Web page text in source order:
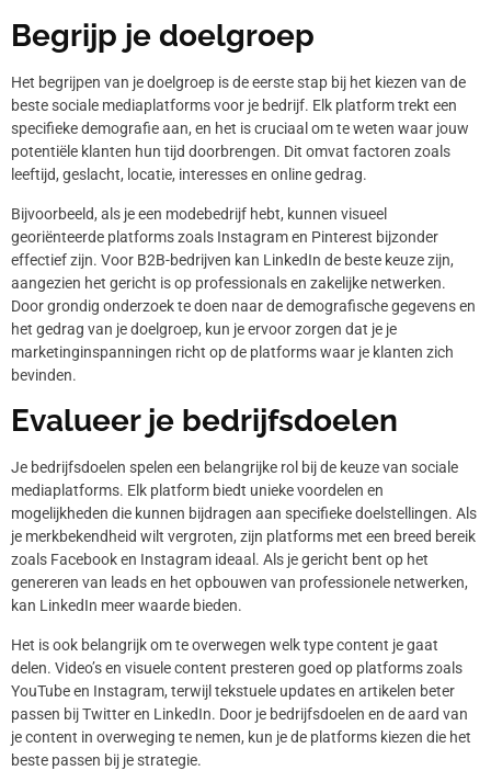
Begrijp je doelgroep
Het begrijpen van je doelgroep is de eerste stap bij het kiezen van de
beste sociale mediaplatforms voor je bedrijf. Elk platform trekt een
specifieke demografie aan, en het is cruciaal om te weten waar jouw
potentiële klanten hun tijd doorbrengen. Dit omvat factoren zoals
leeftijd, geslacht, locatie, interesses en online gedrag.
Bijvoorbeeld, als je een modebedrijf hebt, kunnen visueel
georiënteerde platforms zoals Instagram en Pinterest bijzonder
effectief zijn. Voor B2B-bedrijven kan LinkedIn de beste keuze zijn,
aangezien het gericht is op professionals en zakelijke netwerken.
Door grondig onderzoek te doen naar de demografische gegevens en
het gedrag van je doelgroep, kun je ervoor zorgen dat je je
marketinginspanningen richt op de platforms waar je klanten zich
bevinden.
Evalueer je bedrijfsdoelen
Je bedrijfsdoelen spelen een belangrijke rol bij de keuze van sociale
mediaplatforms. Elk platform biedt unieke voordelen en
mogelijkheden die kunnen bijdragen aan specifieke doelstellingen. Als
je merkbekendheid wilt vergroten, zijn platforms met een breed bereik
zoals Facebook en Instagram ideaal. Als je gericht bent op het
genereren van leads en het opbouwen van professionele netwerken,
kan LinkedIn meer waarde bieden.
Het is ook belangrijk om te overwegen welk type content je gaat
delen. Video’s en visuele content presteren goed op platforms zoals
YouTube en Instagram, terwijl tekstuele updates en artikelen beter
passen bij Twitter en LinkedIn. Door je bedrijfsdoelen en de aard van
je content in overweging te nemen, kun je de platforms kiezen die het
beste passen bij je strategie.